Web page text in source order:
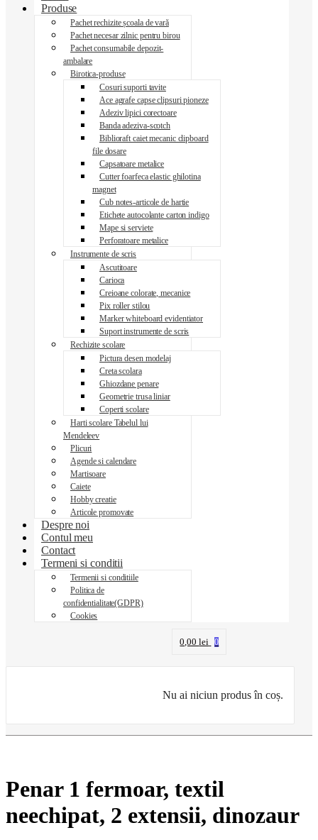
Produse
Pachet rechizite școala de vară
Pachet necesar zilnic pentru birou
Pachet consumabile depozit-
ambalare
Birotica-produse
Cosuri suporti tavite
Ace agrafe capse clipsuri pioneze
Adeziv lipici corectoare
Banda adeziva-scotch
Biblioraft caiet mecanic clipboard
file dosare
Capsatoare metalice
Cutter foarfeca elastic ghilotina
magnet
Cub notes-articole de hartie
Etichete autocolante carton indigo
Mape si serviete
Perforatoare metalice
Instrumente de scris
Ascutitoare
Carioca
Creioane colorate, mecanice
Pix roller stilou
Marker whiteboard evidentiator
Suport instrumente de scris
Rechizite scolare
Pictura desen modelaj
Creta scolara
Ghiozdane penare
Geometrie trusa liniar
Coperti scolare
Harti scolare Tabelul lui
Mendeleev
Plicuri
Agende si calendare
Martisoare
Caiete
Hobby creatie
Articole promovate
Despre noi
Contul meu
Contact
Termeni si conditii
Termenii si conditiile
Politica de
confidentialitate(GDPR)
Cookies
0,00lei 0
Nu ai niciun produs în coș.
Penar 1 fermoar, textil
neechipat, 2 extensii, dinozaur